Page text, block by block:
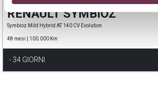
RENAULT SYMBIOZ
Symbioz Mild Hybrid AT 140 CV Evolution
48 mesi | 100.000 Km
- 34 GIORNI